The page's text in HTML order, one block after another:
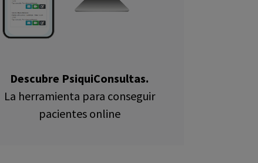
Descubre PsiquiConsultas.
La herramienta para conseguir
pacientes online